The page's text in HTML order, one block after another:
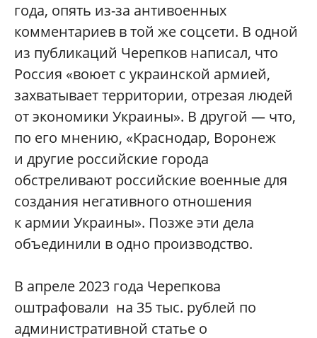
года, опять из-за антивоенных
комментариев в той же соцсети. В одной
из публикаций Черепков написал, что
Россия «воюет с украинской армией,
захватывает территории, отрезая людей
от экономики Украины». В другой — что,
по его мнению, «Краснодар, Воронеж
и другие российские города
обстреливают российские военные для
создания негативного отношения
к армии Украины». Позже эти дела
объединили в одно производство.
В апреле 2023 года Черепкова
оштрафовали на 35 тыс. рублей по
административной статье о